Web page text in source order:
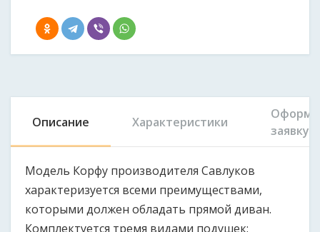
Описание Характеристики
заявку
Модель Корфу производителя Савлуков
характеризуется всеми преимуществами,
которыми должен обладать прямой диван.
Комплектуется тремя видами подушек: